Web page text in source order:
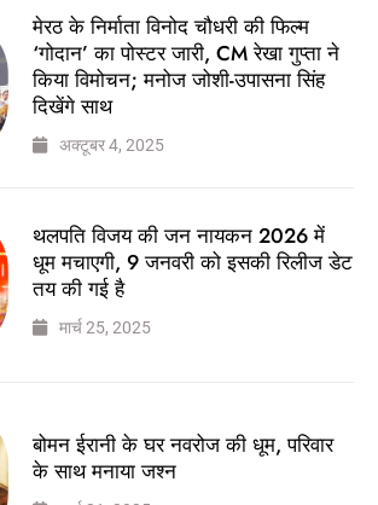
मेरठ के निर्माता विनोद चौधरी की फिल्म
‘गोदान’ का पोस्टर जारी, CM रेखा गुप्ता ने
किया विमोचन; मनोज जोशी-उपासना सिंह
दिखेंगे साथ
अक्टूबर 4, 2025
थलपति विजय की जन नायकन 2026 में
धूम मचाएगी, 9 जनवरी को इसकी रिलीज डेट
तय की गई है
मार्च 25, 2025
बोमन ईरानी के घर नवरोज की धूम, परिवार
के साथ मनाया जश्न